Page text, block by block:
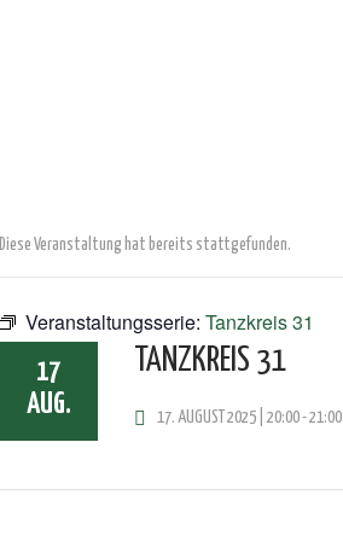
Diese Veranstaltung hat bereits stattgefunden.
Veranstaltungsserie: Tanzkreis 31
17
AUG.
TANZKREIS 31
17. AUGUST 2025 | 20:00-21:00